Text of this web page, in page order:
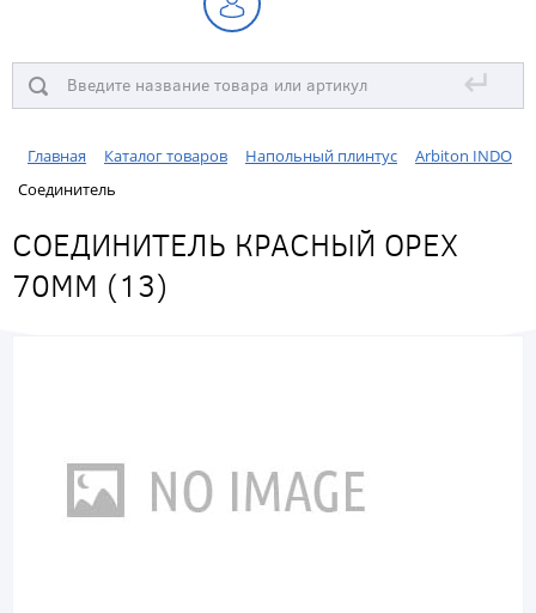
↵
Главная Каталог товаров Напольный плинтус
Arbiton INDO
Соединитель
СОЕДИНИТЕЛЬ КРАСНЫЙ ОРЕХ
70ММ (13)